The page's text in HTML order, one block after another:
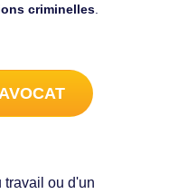
criminelles
travail ou d'un